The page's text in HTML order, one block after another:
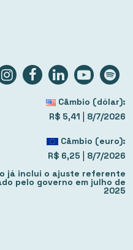
Câmbio (dólar):
R$ 5,41 | 8/7/2026
Câmbio (euro):
R$ 6,25 | 8/7/2026
já inclui o ajuste referente
pelo governo em julho de
2025